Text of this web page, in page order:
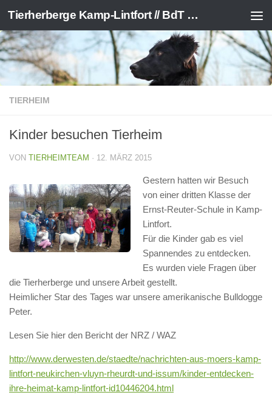
Zum Inhalt springen Tierherberge Kamp-Lintfort // BdT e.V.
TIERHEIM
Kinder besuchen Tierheim
VON TIERHEIMTEAM · 12. MÄRZ 2015
Gestern hatten wir Besuch
von einer dritten Klasse der
Ernst-Reuter-Schule in Kamp-
Lintfort.
Für die Kinder gab es viel
Spannendes zu entdecken.
Es wurden viele Fragen über
die Tierherberge und unsere Arbeit gestellt.
Heimlicher Star des Tages war unsere amerikanische Bulldogge
Peter.
Lesen Sie hier den Bericht der NRZ / WAZ
http://www.derwesten.de/staedte/nachrichten-aus-moers-kamp-
lintfort-neukirchen-vluyn-rheurdt-und-issum/kinder-entdecken-
ihre-heimat-kamp-lintfort-id10446204.html